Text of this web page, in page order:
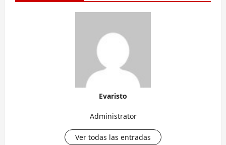
Evaristo
Administrator
Ver todas las entradas